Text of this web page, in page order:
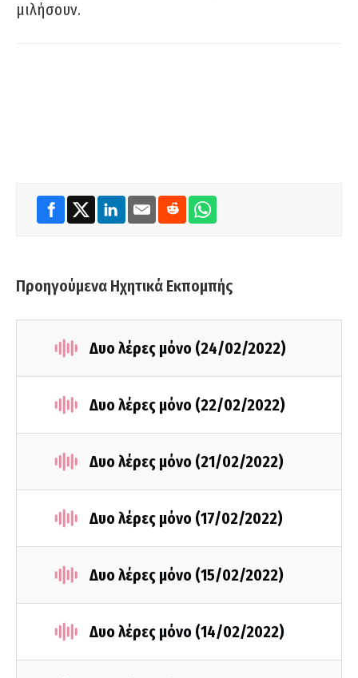
μιλήσουν.
Προηγούμενα Ηχητικά Εκπομπής
Δυο λέρες μόνο (24/02/2022)
Δυο λέρες μόνο (22/02/2022)
Δυο λέρες μόνο (21/02/2022)
Δυο λέρες μόνο (17/02/2022)
Δυο λέρες μόνο (15/02/2022)
Δυο λέρες μόνο (14/02/2022)